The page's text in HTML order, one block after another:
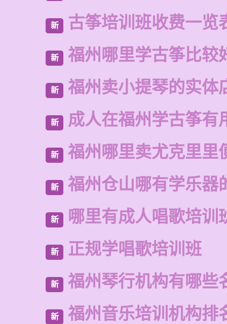
新 古筝培训班收费一览
新 福州哪里学古筝比较
新 福州卖小提琴的实体
新 成人在福州学古筝有
新 福州哪里卖尤克里里
新 福州仓山哪有学乐器
新 哪里有成人唱歌培训
新 正规学唱歌培训班
新 福州琴行机构有哪些
新 福州音乐培训机构排